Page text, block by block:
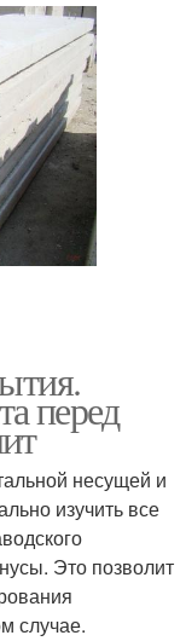
перед
несущей и
изучить все
Это позволит
случае.